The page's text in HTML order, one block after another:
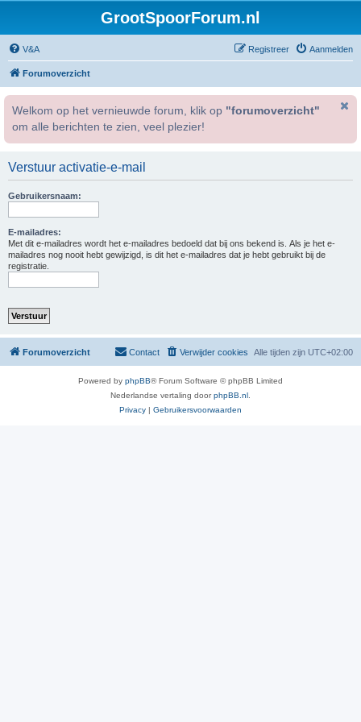
GrootSpoorForum.nl
V&A Aanmelden
Registreer
Forumoverzicht
Welkom op het vernieuwde forum, klik op "forumoverzicht"
om alle berichten te zien, veel plezier!
Verstuur activatie-e-mail
Gebruikersnaam:
E-mailadres:
Met dit e-mailadres wordt het e-mailadres bedoeld dat bij ons bekend is. Als je het e-
mailadres nog nooit hebt gewijzigd, is dit het e-mailadres dat je hebt gebruikt bij de
registratie.
Forumoverzicht Alle tijden zijn UTC+02:00
Verwijder cookies
Contact
Powered by phpBB® Forum Software © phpBB Limited
Nederlandse vertaling doorphpBB.nl
Privacy | Gebruikersvoorwaarden